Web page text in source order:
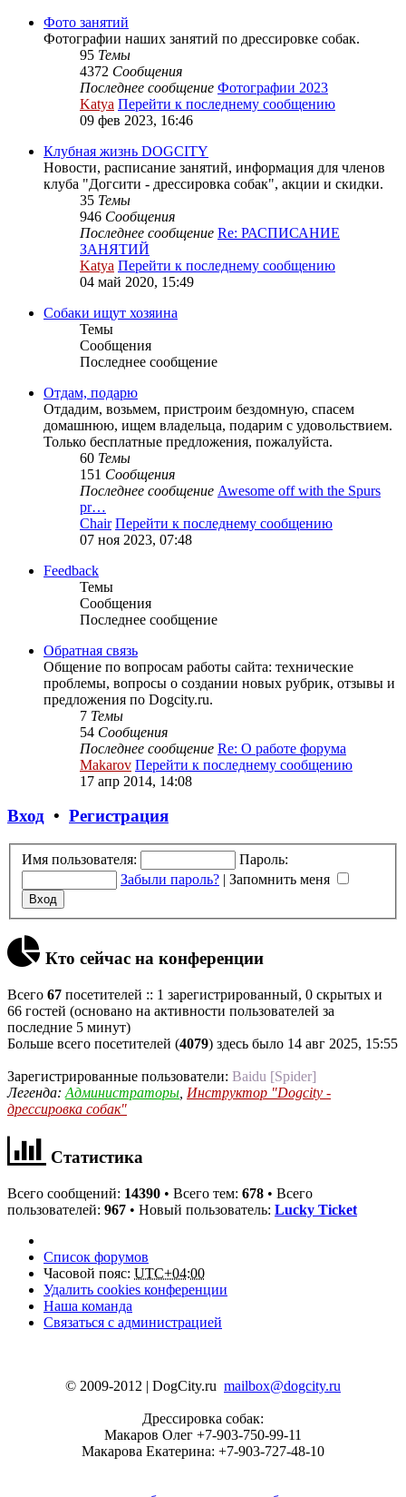
Фото занятий
Фотографии наших занятий по дрессировке собак.
95 Темы
4372 Сообщения
Последнее сообщение Фотографии 2023
Katya Перейти к последнему сообщению
09 фев 2023, 16:46
Клубная жизнь DOGCITY
Новости, расписание занятий, информация для членов
клуба "Догсити - дрессировка собак", акции и скидки.
35 Темы
946 Сообщения
Последнее сообщение Re: РАСПИСАНИЕ
ЗАНЯТИЙ
Katya Перейти к последнему сообщению
04 май 2020, 15:49
Собаки ищут хозяина
Темы
Сообщения
Последнее сообщение
Отдам, подарю
Отдадим, возьмем, пристроим бездомную, спасем
домашнюю, ищем владельца, подарим с удовольствием.
Только бесплатные предложения, пожалуйста.
60 Темы
151 Сообщения
Последнее сообщение Awesome off with the Spurs
pr…
Chair Перейти к последнему сообщению
07 ноя 2023, 07:48
Feedback
Темы
Сообщения
Последнее сообщение
Обратная связь
Общение по вопросам работы сайта: технические
проблемы, вопросы о создании новых рубрик, отзывы и
предложения по Dogcity.ru.
7 Темы
54 Сообщения
Последнее сообщение Re: О работе форума
Makarov Перейти к последнему сообщению
17 апр 2014, 14:08
Вход • Регистрация
Имя пользователя:
Пароль:
Забыли пароль? | Запомнить меня
Кто сейчас на конференции
Всего 67 посетителей :: 1 зарегистрированный, 0 скрытых и
66 гостей (основано на активности пользователей за
последние 5 минут)
Больше всего посетителей (4079) здесь было 14 авг 2025, 15:55
Зарегистрированные пользователи: Baidu [Spider]
Легенда: Администраторы Инструктор "Dogcity -
дрессировка собак"
Статистика
Всего сообщений: 14390 • Всего тем: 678 • Всего
пользователей: 967 • Новый пользователь: Lucky Ticket
Список форумов
Часовой пояс: UTC+04:00
Удалить cookies конференции
Наша команда
Связаться с администрацией
© 2009-2012 | DogCity.ru mailbox@dogcity.ru
Дрессировка собак:
Макаров Олег +7-903-750-99-11
Макарова Екатерина: +7-903-727-48-10